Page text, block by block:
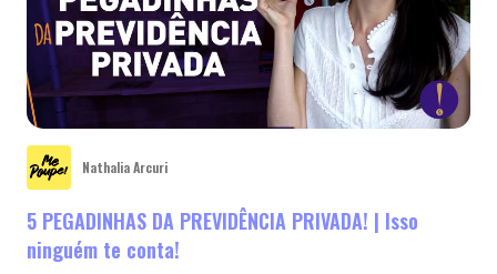
Nathalia Arcuri
5 PEGADINHAS DA PREVIDÊNCIA PRIVADA! | Isso
ninguém te conta!